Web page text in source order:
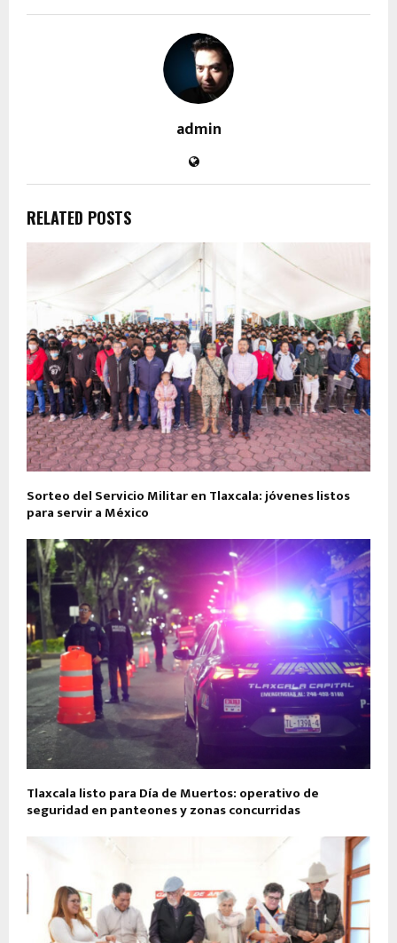
admin
RELATED POSTS
Sorteo del Servicio Militar en Tlaxcala: jóvenes listos
para servir a México
Tlaxcala listo para Día de Muertos: operativo de
seguridad en panteones y zonas concurridas